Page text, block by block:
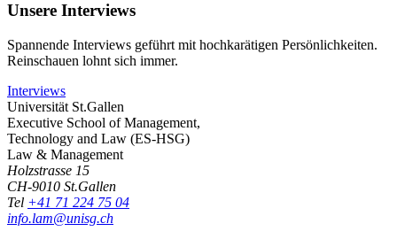
Unsere Interviews
Spannende Interviews geführt mit hochkarätigen Persönlichkeiten.
Reinschauen lohnt sich immer.
Interviews
Universität St.Gallen
Executive School of Management,
Technology and Law (ES-HSG)
Law & Management
Holzstrasse 15
CH-9010 St.Gallen
Tel +41 71 224 75 04
info.lam@unisg.ch